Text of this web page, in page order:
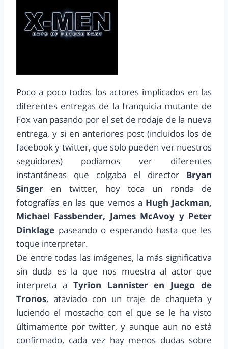
Poco a poco todos los actores implicados en las
diferentes entregas de la franquicia mutante de
Fox van pasando por el set de rodaje de la nueva
entrega, y si en anteriores post (incluidos los de
facebook y twitter, que solo pueden ver nuestros
seguidores) podíamos ver diferentes
instantáneas que colgaba el director Bryan
Singer en twitter, hoy toca un ronda de
fotografías en las que vemos a Hugh Jackman,
Michael Fassbender, James McAvoy y Peter
Dinklage paseando o esperando hasta que les
toque interpretar.
De entre todas las imágenes, la más significativa
sin duda es la que nos muestra al actor que
interpreta a Tyrion Lannister en Juego de
Tronos, ataviado con un traje de chaqueta y
luciendo el mostacho con el que se le ha visto
últimamente por twitter, y aunque aun no está
confirmado, cada vez hay menos dudas sobre